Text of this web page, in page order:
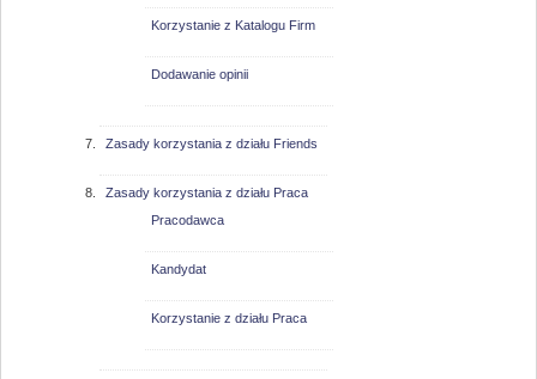
Korzystanie z Katalogu Firm
Dodawanie opinii
Zasady korzystania z działu Friends
Zasady korzystania z działu Praca
Pracodawca
Kandydat
Korzystanie z działu Praca